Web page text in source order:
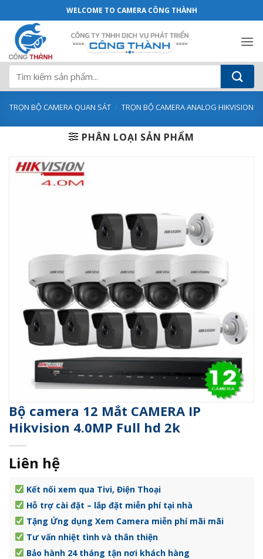
qua
dung
Bộ camera 12 Mắt CAMERA IP
WELCOME TO CAMERA CÔNG THÀNH
Tìm
kiếm:
TRỌN BỘ CAMERA QUAN SÁT / TRỌN BỘ CAMERA ANALOG HIKVISION
PHÂN LOẠI SẢN PHẨM
Bộ camera 12 Mắt CAMERA IP
Hikvision 4.0MP Full hd 2k
Liên hệ
Kết nối xem qua Tivi, Điện Thoại
Hỗ trợ cài đặt – lắp đặt miễn phí tại nhà
Tặng Ứng dụng Xem Camera miễn phí mãi mãi
Tư vấn nhiệt tình và thân thiện
Bảo hành 24 tháng tận nơi khách hàng